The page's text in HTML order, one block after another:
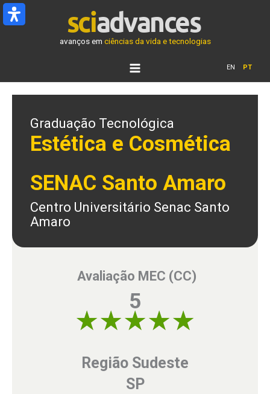
Ir
para
avanços em ciências da vida e tecnologias
EN PT
Graduação Tecnológica
Estética e Cosmética
SENAC Santo Amaro
Centro Universitário Senac Santo
Amaro
Avaliação MEC (CC)
5
Região Sudeste
SP